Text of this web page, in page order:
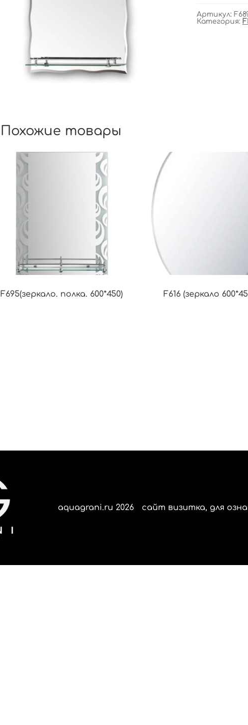
Артикул:
Категория:
Похожие товары
F695(зеркало. полка. 600*450) F616 (зеркало
aquagrani.ru 2026 сайт визитка, для